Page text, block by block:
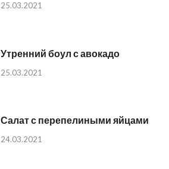
25.03.2021
Утренний боул с авокадо
25.03.2021
Салат с перепелиными яйцами
24.03.2021